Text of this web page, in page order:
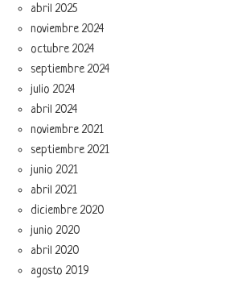
abril 2025
noviembre 2024
octubre 2024
septiembre 2024
julio 2024
abril 2024
noviembre 2021
septiembre 2021
junio 2021
abril 2021
diciembre 2020
junio 2020
abril 2020
agosto 2019